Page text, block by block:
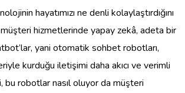
hayatımızı ne denli kolaylaştırdığını
hizmetlerinde yapay zekâ, adeta bir
yani otomatik sohbet robotları,
kurduğu iletişimi daha akıcı ve verimli
bu robotlar nasıl oluyor da müşteri